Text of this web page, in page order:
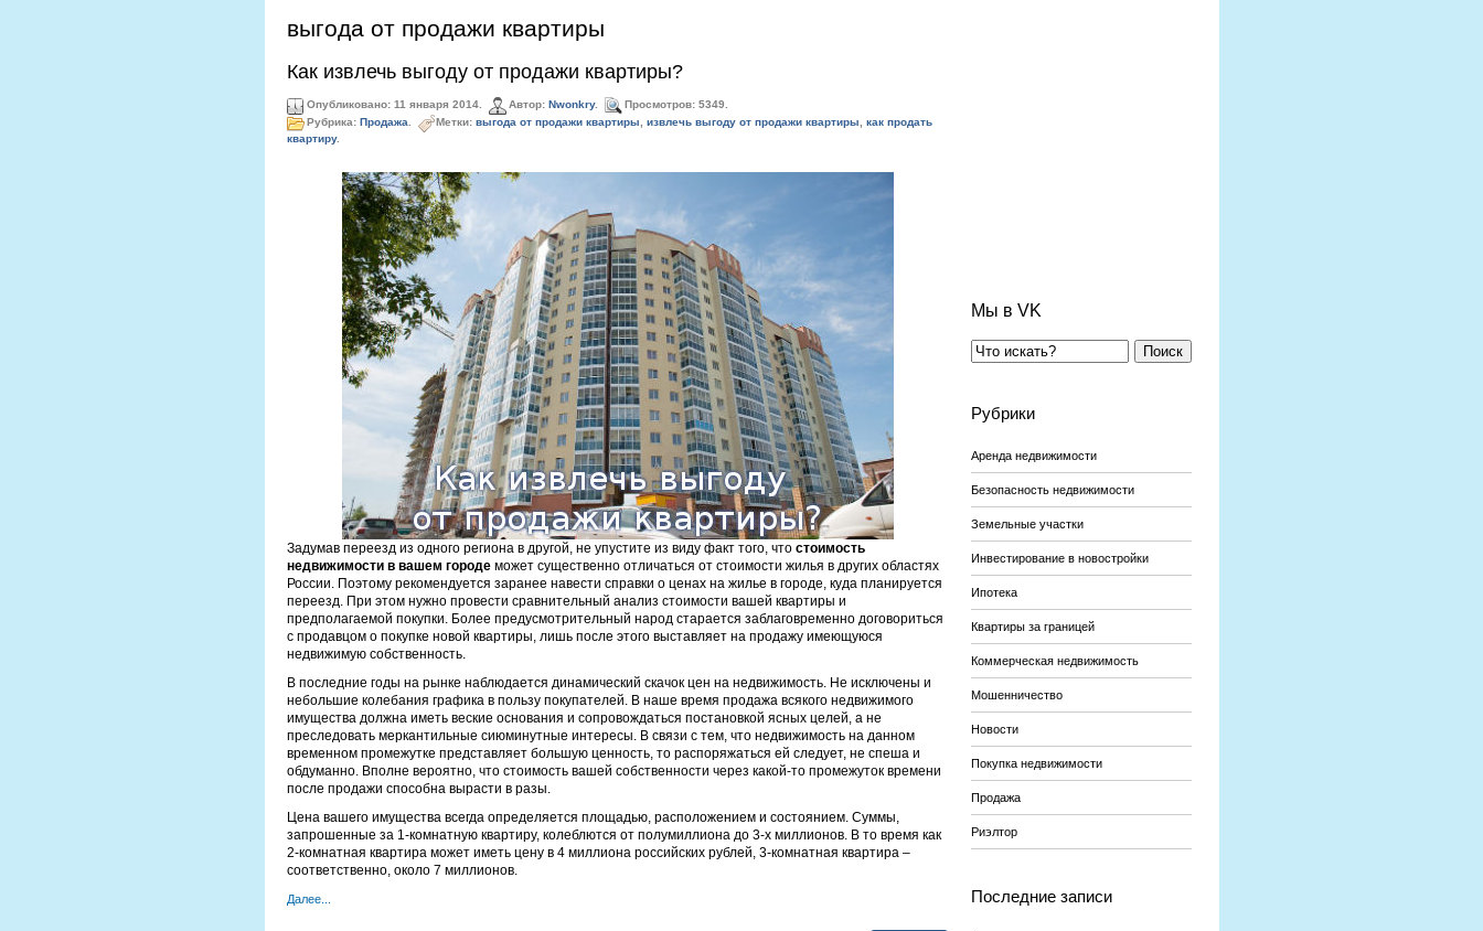
выгода от продажи квартиры
Как извлечь выгоду от продажи квартиры?
Опубликовано: 11 января 2014. Автор: Nwonkry.
Просмотров: 5349.
Рубрика: Продажа Метки: выгода от продажи квартиры извлечь выгоду от продажи квартиры
как продать
квартиру.
Задумав переезд из одного региона в другой, не упустите из виду факт того, что стоимость
недвижимости в вашем городеможет существенно отличаться от стоимости жилья в других областях
России. Поэтому рекомендуется заранее навести справки о ценах на жилье в городе, куда планируется
переезд. При этом нужно провести сравнительный анализ стоимости вашей квартиры и
предполагаемой покупки. Более предусмотрительный народ старается заблаговременно договориться
с продавцом о покупке новой квартиры, лишь после этого выставляет на продажу имеющуюся
недвижимую собственность.
В последние годы на рынке наблюдается динамический скачок цен на недвижимость. Не исключены и
небольшие колебания графика в пользу покупателей. В наше время продажа всякого недвижимого
имущества должна иметь веские основания и сопровождаться постановкой ясных целей, а не
преследовать меркантильные сиюминутные интересы. В связи с тем, что недвижимость на данном
временном промежутке представляет большую ценность, то распоряжаться ей следует, не спеша и
обдуманно. Вполне вероятно, что стоимость вашей собственности через какой-то промежуток времени
после продажи способна вырасти в разы.
Цена вашего имущества всегда определяется площадью, расположением и состоянием. Суммы,
запрошенные за 1-комнатную квартиру, колеблются от полумиллиона до 3-х миллионов. В то время как
2-комнатная квартира может иметь цену в 4 миллиона российских рублей, 3-комнатная квартира –
соответственно, около 7 миллионов.
Далее...
Мы в VK
Поиск
Рубрики
Аренда недвижимости
Безопасность недвижимости
Земельные участки
Инвестирование в новостройки
Ипотека
Квартиры за границей
Коммерческая недвижимость
Мошенничество
Новости
Покупка недвижимости
Продажа
Риэлтор
Последние записи